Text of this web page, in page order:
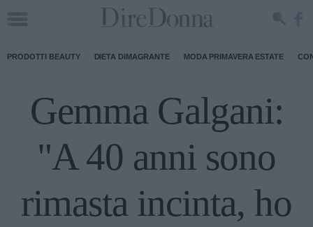
PRODOTTI BEAUTY DIETA DIMAGRANTE MODA PRIMAVERA ESTATE
Gemma Galgani:
"A 40 anni sono
rimasta incinta, ho